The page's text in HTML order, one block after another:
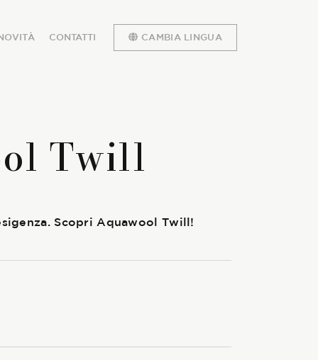
CONTATTI CAMBIA LINGUA
Twill
Scopri Aquawool Twill!